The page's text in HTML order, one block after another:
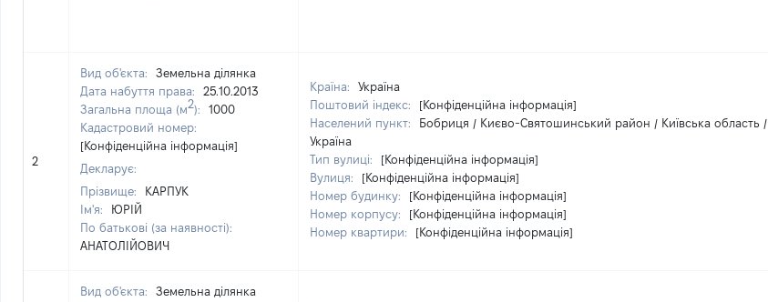
2
Вид об'єкта:
Земельна ділянка
Дата набуття права:
25.10.2013
Загальна площа (м2):
1000
Кадастровий номер:
[Конфіденційна інформація]
Декларує:
Прізвище:
КАРПУК
Ім'я:
ЮРІЙ
По батькові (за наявності):
АНАТОЛІЙОВИЧ
Країна:
Україна
Поштовий індекс:
[Конфіденційна інформація]
Населений пункт:
Бобриця / Києво-Святошинський район / Київська область /
Україна
Тип вулиці:
[Конфіденційна інформація]
Вулиця:
[Конфіденційна інформація]
Номер будинку:
[Конфіденційна інформація]
Номер корпусу:
[Конфіденційна інформація]
Номер квартири:
[Конфіденційна інформація]
Вид об'єкта:
Земельна ділянка